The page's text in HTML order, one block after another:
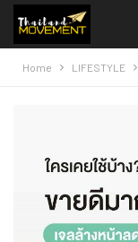
Home LIFESTYLE